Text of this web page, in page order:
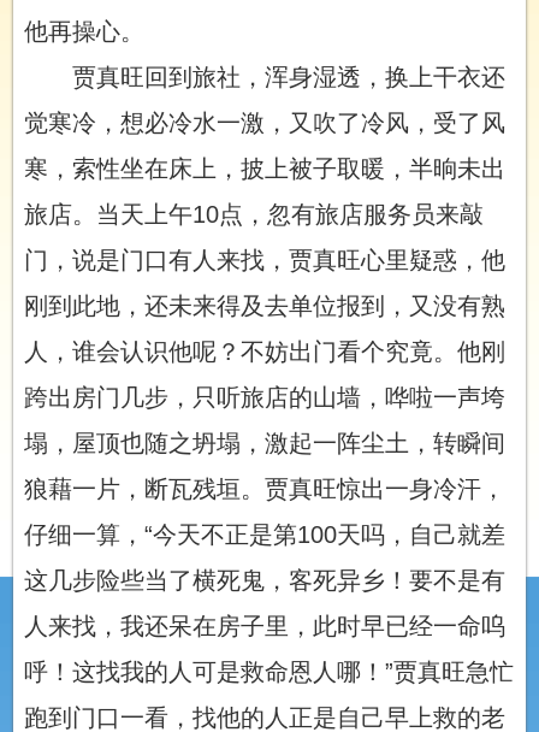
他再操心。
贾真旺回到旅社，浑身湿透，换上干衣还
觉寒冷，想必冷水一激，又吹了冷风，受了风
寒，索性坐在床上，披上被子取暖，半晌未出
旅店。当天上午10点，忽有旅店服务员来敲
门，说是门口有人来找，贾真旺心里疑惑，他
刚到此地，还未来得及去单位报到，又没有熟
人，谁会认识他呢？不妨出门看个究竟。他刚
跨出房门几步，只听旅店的山墙，哗啦一声垮
塌，屋顶也随之坍塌，激起一阵尘土，转瞬间
狼藉一片，断瓦残垣。贾真旺惊出一身冷汗，
仔细一算，“今天不正是第100天吗，自己就差
这几步险些当了横死鬼，客死异乡！要不是有
人来找，我还呆在房子里，此时早已经一命呜
呼！这找我的人可是救命恩人哪！”贾真旺急忙
跑到门口一看，找他的人正是自己早上救的老